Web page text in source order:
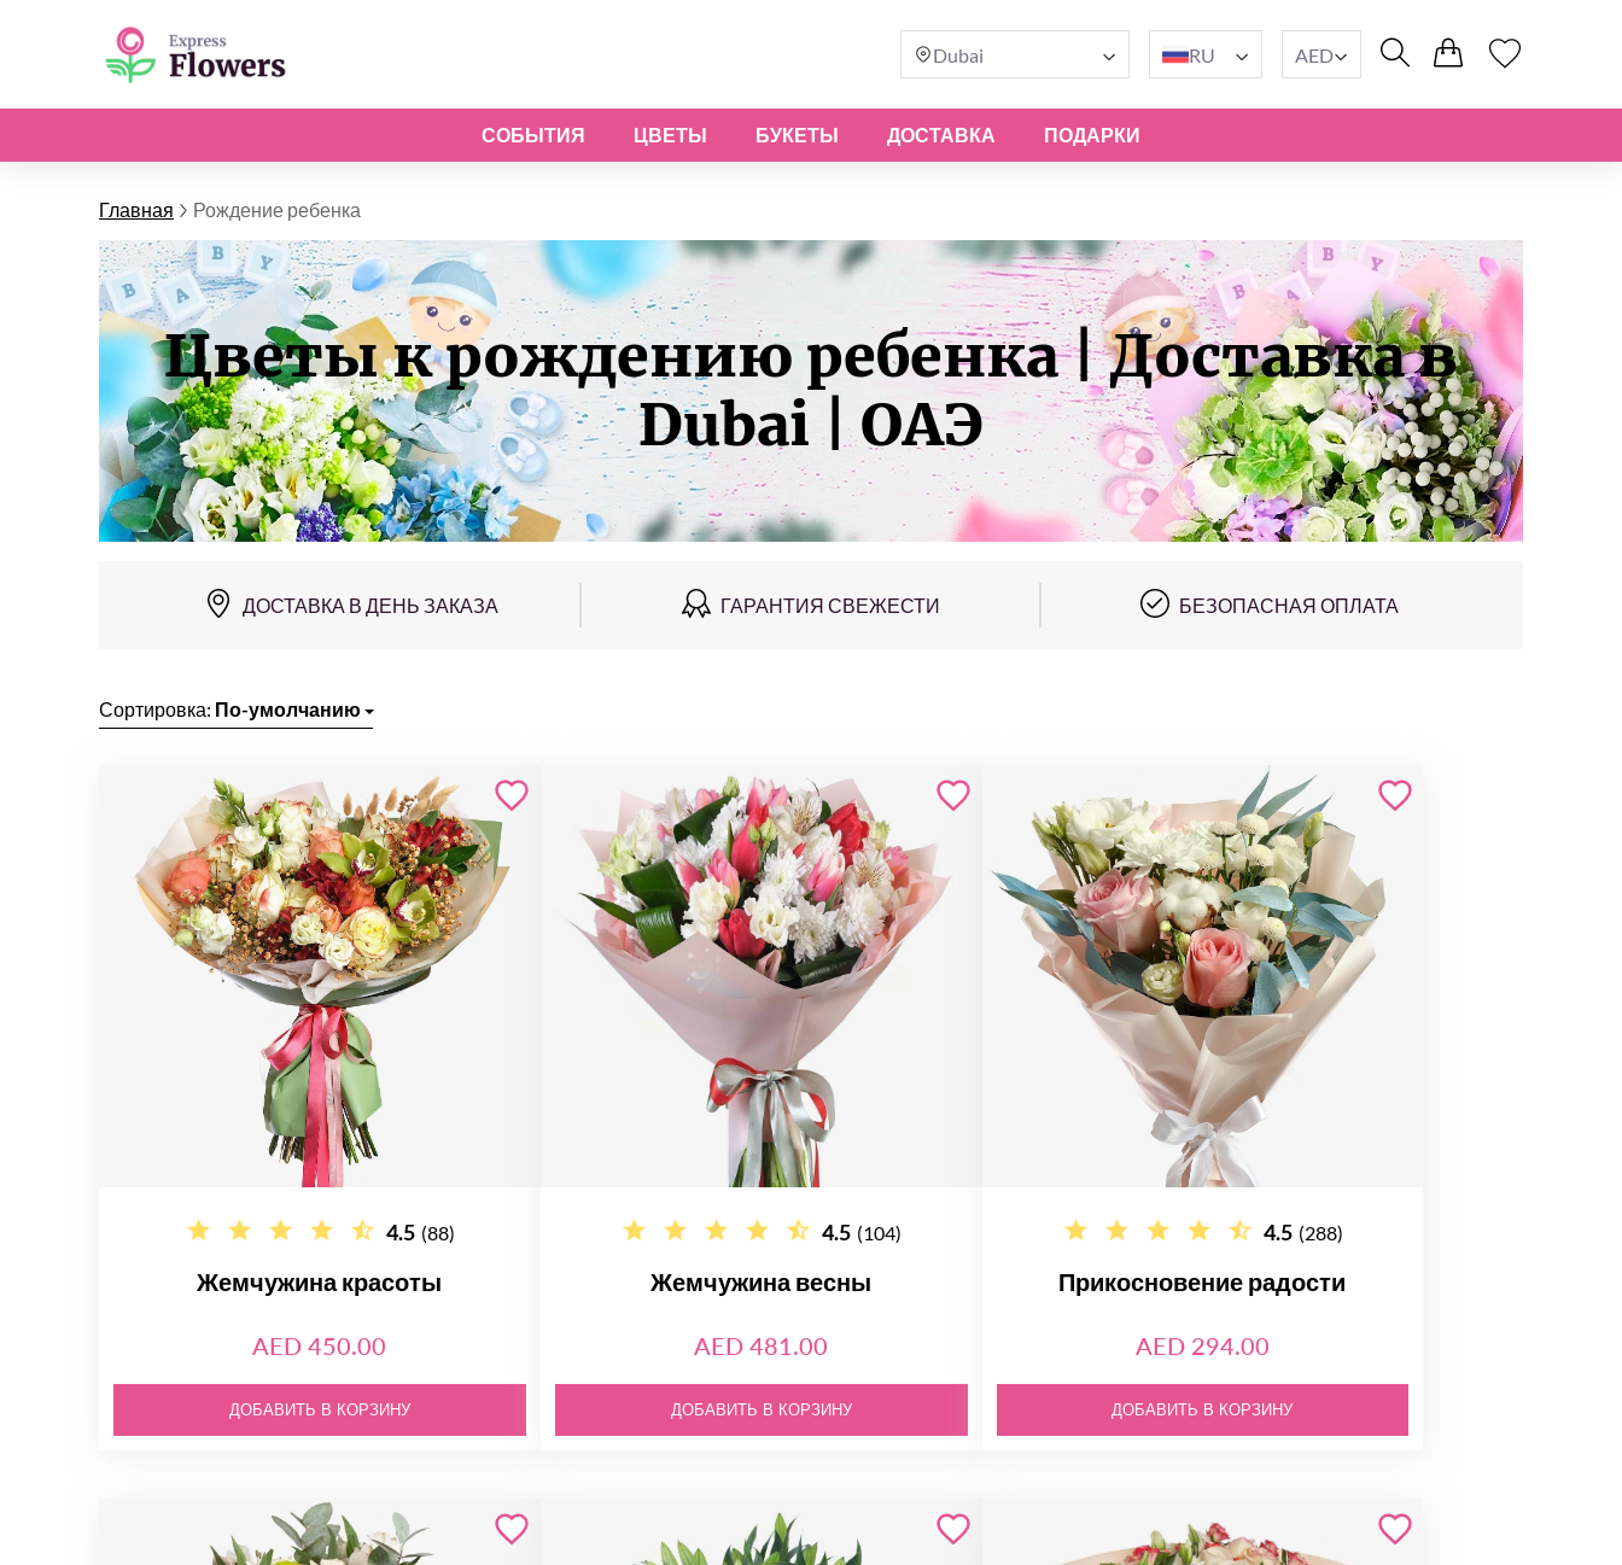
Dubai RU AED
СОБЫТИЯ ЦВЕТЫ БУКЕТЫ ДОСТАВКА ПОДАРКИ
Главная Рождение ребенка
Цветы к рождению ребенка | Доставка в
Dubai | ОАЭ
ДОСТАВКА В ДЕНЬ ЗАКАЗА ГАРАНТИЯ СВЕЖЕСТИ БЕЗОПАСНАЯ ОПЛАТА
Сортировка: По-умолчанию
4.5 (88)
Жемчужина красоты
AED 450.00
ДОБАВИТЬ В КОРЗИНУ
4.5 (104)
Жемчужина весны
AED 481.00
ДОБАВИТЬ В КОРЗИНУ
4.5 (288)
Прикосновение радости
AED 294.00
ДОБАВИТЬ В КОРЗИНУ